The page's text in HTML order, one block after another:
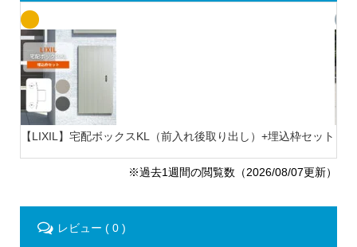
【LIXIL】宅配ボックスKL（前入れ後取り出し）+埋込枠セット
※過去1週間の閲覧数（2026/08/07更新）
レビュー ( 0 )